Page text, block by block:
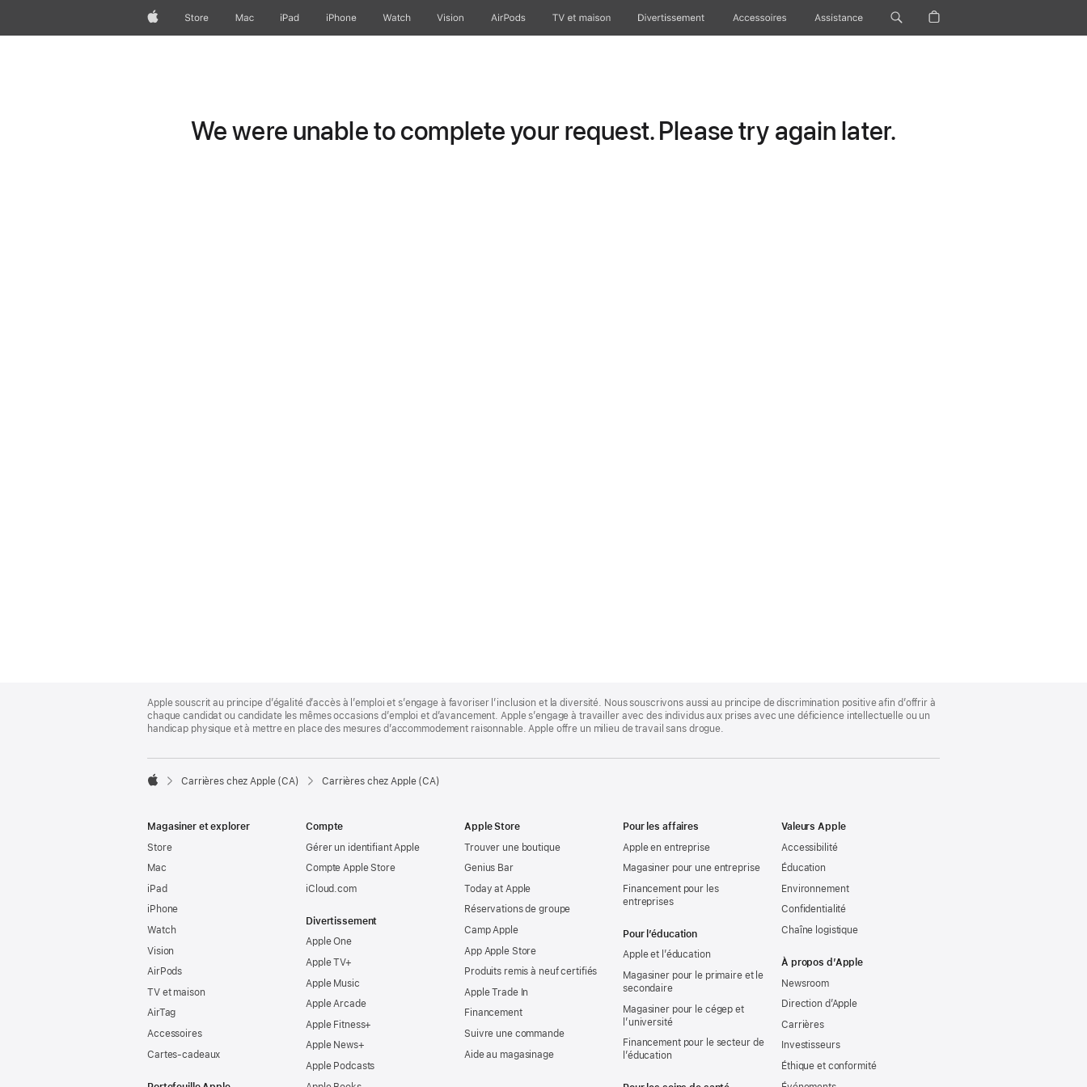
AppleStore Mac iPad iPhone Watch Vision AirPods TV et maison Divertissement Accessoires Assistance
We were unable to complete your request. Please try again later.
Footer
Apple souscrit au principe d’égalité d’accès à l’emploi et s’engage à favoriser l’inclusion et la diversité. Nous souscrivons aussi au principe de discrimination positive afin d’offrir à
chaque candidat ou candidate les mêmes occasions d’emploi et d’avancement. Apple s’engage à travailler avec des individus aux prises avec une déficience intellectuelle ou un
handicap physique et à mettre en place des mesures d’accommodement raisonnable. Apple offre un milieu de travail sans drogue.

Carrières chez Apple (CA) Carrières chez Apple (CA)
Magasiner et explorer
Store
Mac
iPad
iPhone
Watch
Vision
AirPods
TV et maison
AirTag
Accessoires
Cartes-cadeaux
Compte
Gérer un identifiant Apple
Compte Apple Store
iCloud.com
Divertissement
Apple One
Apple TV+
Apple Music
Apple Arcade
Apple Fitness+
Apple News+
Apple Podcasts
Apple Store
Trouver une boutique
Genius Bar
Today at Apple
Réservations de groupe
Camp Apple
App Apple Store
Produits remis à neuf certifiés
Apple Trade In
Financement
Suivre une commande
Aide au magasinage
Pour les affaires
Apple en entreprise
Magasiner pour une entreprise
Financement pour les
entreprises
Pour l’éducation
Apple et l’éducation
Magasiner pour le primaire et le
secondaire
Magasiner pour le cégep et
l’université
Financement pour le secteur de
l’éducation
Valeurs Apple
Accessibilité
Éducation
Environnement
Confidentialité
Chaîne logistique
À propos d’Apple
Newsroom
Direction d’Apple
Carrières
Investisseurs
Éthique et conformité